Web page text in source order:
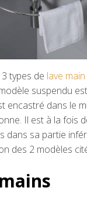
types de lave main
suspendu
encastré dans le
Il est à la fois
sa partie
des 2 modèles